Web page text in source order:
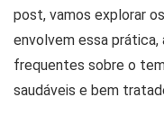
post, vamos explorar
envolvem essa prática,
frequentes sobre o
saudáveis e bem